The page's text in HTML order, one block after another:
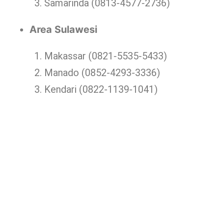
Samarinda (0813-4577-2736)
Area Sulawesi
Makassar (0821-5535-5433)
Manado (0852-4293-3336)
Kendari (0822-1139-1041)